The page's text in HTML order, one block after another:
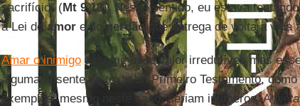
sacrifício" (Mt 9,13). Nesse sentido, eu estava
a Lei doamore doperdão que entrega de volta a vida
Amar o inimigoassume esse valor irredutível, mas
alguma ausente no texto do Primeiro Testamento,
exemplos, mesmo neste caso, seriam inúmeros. A